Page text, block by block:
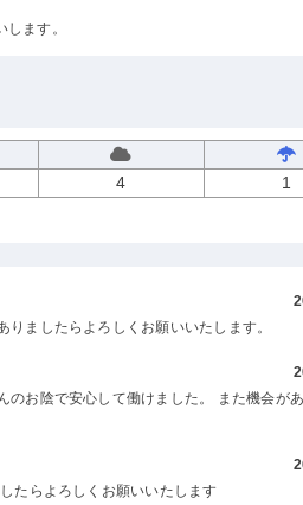
ます。
4 1
ましたらよろしくお願いいたします。
のお陰で安心して働けました。 また機会が
たらよろしくお願いいたします